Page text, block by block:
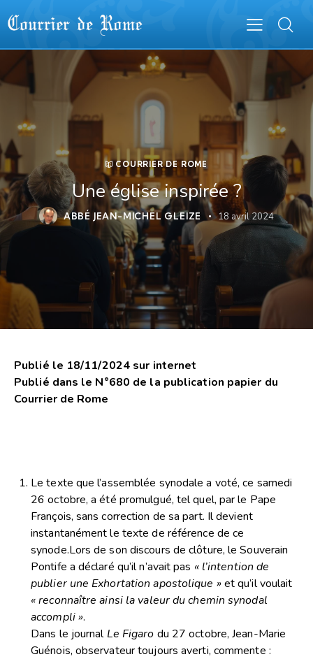
COURRIER DE ROME
Une église inspirée ?
ABBÉ JEAN-MICHEL GLEIZE 18 avril 2024
Publié le 18/11/2024 sur internet
Publié dans le N°680 de la publication papier du
Courrier de Rome
Le texte que l’assemblée synodale a voté, ce samedi
26 octobre, a été promulgué, tel quel, par le Pape
François, sans correction de sa part. Il devient
instantanément le texte de référence de ce
synode.Lors de son discours de clôture, le Souverain
Pontife a déclaré qu’il n’avait pas « l’intention de
publier une Exhortation apostolique »et qu’il voulait
« reconnaître ainsi la valeur du chemin synodal
accompli ».
Dans le journal Le Figaro du 27 octobre, Jean-Marie
Guénois, observateur toujours averti, commente :